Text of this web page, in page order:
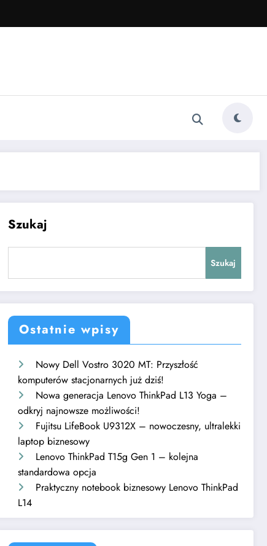
Szukaj
Szukaj
Ostatnie wpisy
Nowy Dell Vostro 3020 MT: Przyszłość
komputerów stacjonarnych już dziś!
Nowa generacja Lenovo ThinkPad L13 Yoga –
odkryj najnowsze możliwości!
Fujitsu LifeBook U9312X – nowoczesny, ultralekki
laptop biznesowy
Lenovo ThinkPad T15g Gen 1 – kolejna
standardowa opcja
Praktyczny notebook biznesowy Lenovo ThinkPad
L14